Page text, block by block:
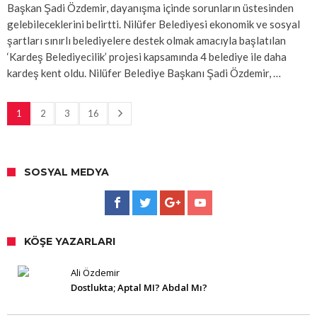
Başkan Şadi Özdemir, dayanışma içinde sorunların üstesinden
gelebileceklerini belirtti. Nilüfer Belediyesi ekonomik ve sosyal
şartları sınırlı belediyelere destek olmak amacıyla başlatılan
‘Kardeş Belediyecilik’ projesi kapsamında 4 belediye ile daha
kardeş kent oldu. Nilüfer Belediye Başkanı Şadi Özdemir, …
1 2 3 16
SOSYAL MEDYA
KÖŞE YAZARLARI
Ali Özdemir
Dostlukta; Aptal MI? Abdal Mı?